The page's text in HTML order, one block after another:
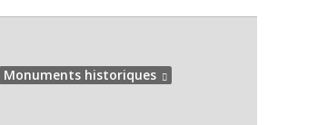
Monuments historiques